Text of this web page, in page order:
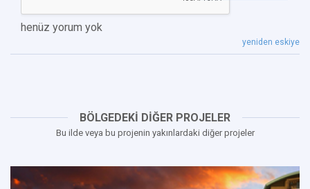
henüz yorum yok
yeniden eskiye
BÖLGEDEKİ DİĞER PROJELER
Bu ilde veya bu projenin yakınlardaki diğer projeler